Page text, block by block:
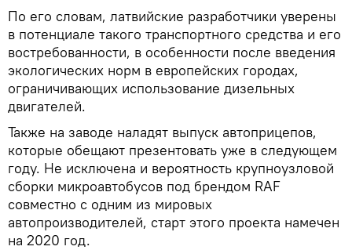
По его словам, латвийские разработчики уверены
в потенциале такого транспортного средства и его
востребованности, в особенности после введения
экологических норм в европейских городах,
ограничивающих использование дизельных
двигателей.
Также на заводе наладят выпуск автоприцепов,
которые обещают презентовать уже в следующем
году. Не исключена и вероятность крупноузловой
сборки микроавтобусов под брендом RAF
совместно с одним из мировых
автопроизводителей, старт этого проекта намечен
на 2020 год.